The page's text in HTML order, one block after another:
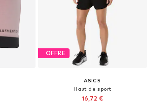
OFFRE
ASICS
Haut de sport
16,72 €